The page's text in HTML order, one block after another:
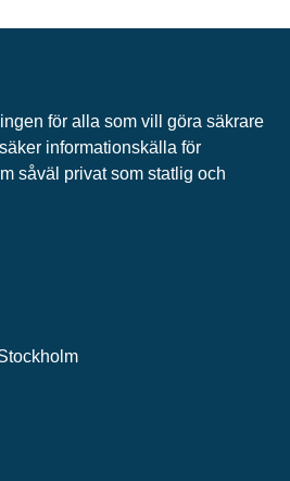
för alla som vill göra säkrare
informationskälla för
såväl privat som statlig och